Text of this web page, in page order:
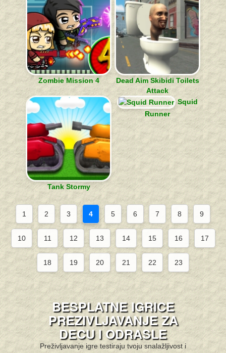
Zombie Mission 4
Dead Aim Skibidi Toilets
Attack
Tank Stormy
Squid
Runner
1 2 3 4 5 6 7 8 9
10 11 12 13 14 15 16 17
18 19 20 21 22 23
BESPLATNE IGRICE
PREZIVLJAVANJE ZA
DECU I ODRASLE
Preživljavanje igre testiraju tvoju snalažljivost i